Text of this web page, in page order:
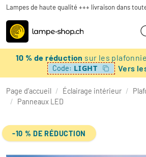
Lampes de haute qualité +++ livraison dans
10 % de réduction sur les
Code: LIGHT Vers
Page d’accueil / Éclairage intérieur /
/ Panneaux LED
-10 % DE RÉDUCTION